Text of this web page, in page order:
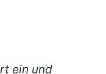
ein und